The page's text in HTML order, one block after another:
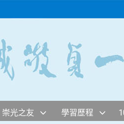
崇光之友 學習歷程